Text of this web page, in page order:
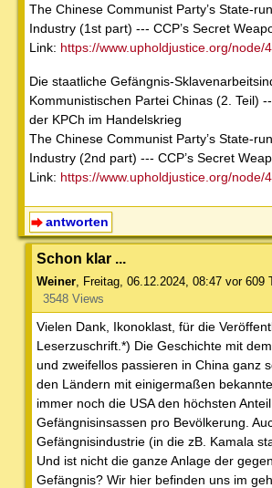
The Chinese Communist Party’s State-
Industry (1st part) --- CCP’s Secret
Link: https://www.upholdjustice.org/node/
Die staatliche Gefängnis-
Kommunistischen Partei Chinas (2. Teil)
der KPCh im Handelskrieg
The Chinese Communist Party’s State-
Industry (2nd part) --- CCP’s Secret
Link: https://www.upholdjustice.org/node/
antworten
Schon klar ...
Weiner Freitag, 06.12.2024, 08:47 vor 609
3548 Views
Vielen Dank, Ikonoklast, für die
Leserzuschrift.*) Die Geschichte mit
und zweifellos passieren in China ganz
den Ländern mit einigermaßen
immer noch die USA den höchsten
Gefängnisinsassen pro Bevölkerung.
Gefängnisindustrie (in die zB. Kamala
Und ist nicht die ganze Anlage der
Gefängnis? Wir hier befinden uns im